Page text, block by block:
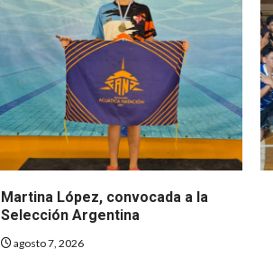
Martina López, convocada a la
Selección Argentina
agosto 7, 2026